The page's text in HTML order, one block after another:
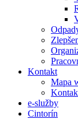
Kontakt
Mapa
e-služby
Cintorín